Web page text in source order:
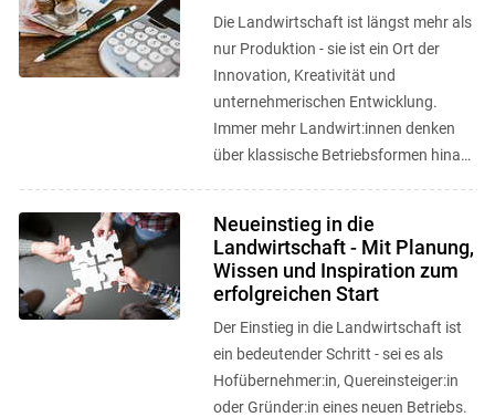
Die Landwirtschaft ist längst mehr als
nur Produktion - sie ist ein Ort der
Innovation, Kreativität und
unternehmerischen Entwicklung.
Immer mehr Landwirt:innen denken
über klassische Betriebsformen hinaus
Neueinstieg in die
Landwirtschaft - Mit Planung,
Wissen und Inspiration zum
erfolgreichen Start
Der Einstieg in die Landwirtschaft ist
ein bedeutender Schritt - sei es als
Hofübernehmer:in, Quereinsteiger:in
oder Gründer:in eines neuen Betriebs.